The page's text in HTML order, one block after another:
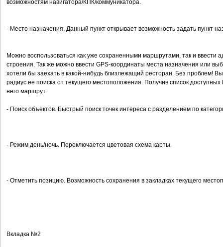
возможностям навигатора/КПК/коммуникатора.
- Место назначения. Данный пункт открывает возможность задать пункт
Можно воспользоваться как уже сохраненными маршрутами, так и ввести
строения. Так же можно ввести GPS-координаты места назначения или
хотели бы заехать в какой-нибудь близлежащий ресторан. Без проблем!
радиус ее поиска от текущего местоположения. Получив список
него маршрут.
- Поиск объектов. Быстрый поиск точек интереса с разделением по
- Режим день/ночь. Переключается цветовая схема карты.
- Отметить позицию. Возможность сохранения в закладках текущего
Вкладка №2